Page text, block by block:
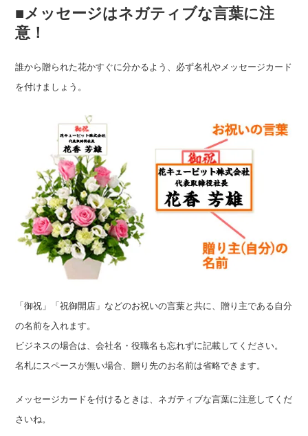
■メッセージはネガティブな言葉に注
意！
誰から贈られた花かすぐに分かるよう、必ず名札やメッセージカード
を付けましょう。
「御祝」「祝御開店」などのお祝いの言葉と共に、贈り主である自分
の名前を入れます。
ビジネスの場合は、会社名・役職名も忘れずに記載してください。
名札にスペースが無い場合、贈り先のお名前は省略できます。
メッセージカードを付けるときは、ネガティブな言葉に注意してくだ
さいね。